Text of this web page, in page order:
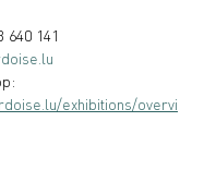
640 141
exhibitions/overvi